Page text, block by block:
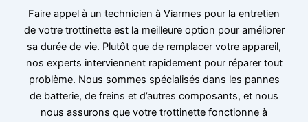
Faire appel à un technicien à Viarmes pour la entretien
de votre trottinette est la meilleure option pour améliorer
sa durée de vie. Plutôt que de remplacer votre appareil,
nos experts interviennent rapidement pour réparer tout
problème. Nous sommes spécialisés dans les pannes
de batterie, de freins et d’autres composants, et nous
nous assurons que votre trottinette fonctionne à